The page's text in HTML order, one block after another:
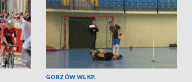
GORZÓW WLKP.